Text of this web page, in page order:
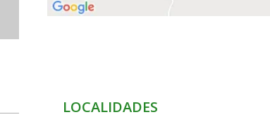
LOCALIDADES